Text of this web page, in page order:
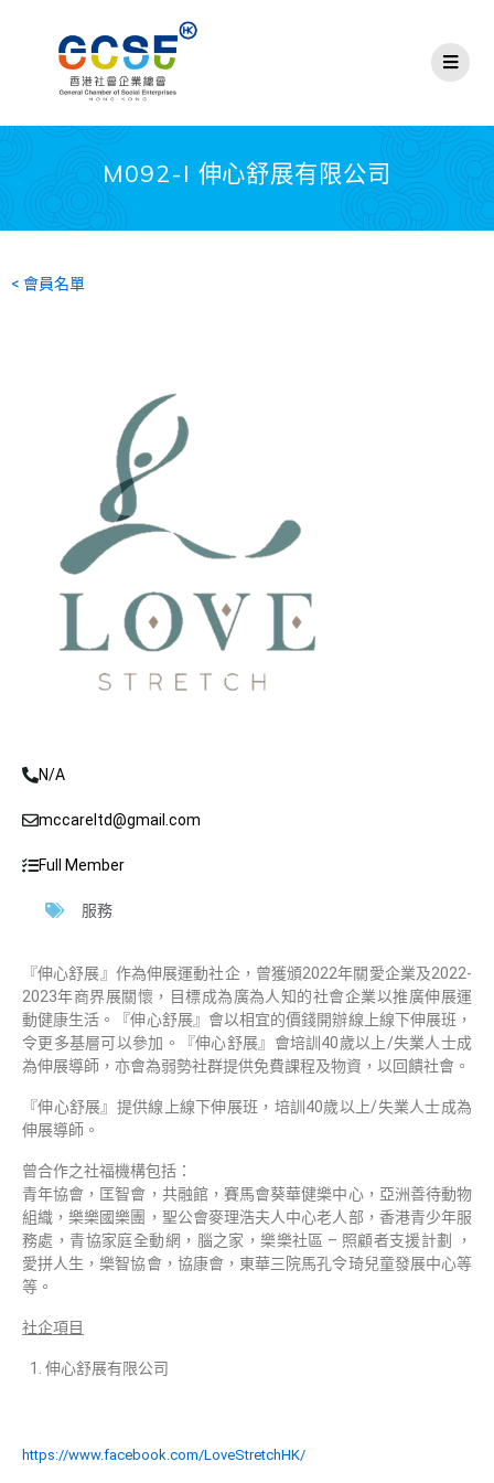
M092-I 伸心舒展有限公司
< 會員名單
N/A
mccareltd@gmail.com
Full Member
服務
『伸心舒展』作為伸展運動社企，曾獲頒2022年關愛企業及2022-
2023年商界展關懷，目標成為廣為人知的社會企業以推廣伸展運
動健康生活。『伸心舒展』會以相宜的價錢開辦線上線下伸展班，
令更多基層可以參加。『伸心舒展』會培訓40歲以上/失業人士成
為伸展導師，亦會為弱勢社群提供免費課程及物資，以回饋社會。
『伸心舒展』提供線上線下伸展班，培訓40歲以上/失業人士成為
伸展導師。
曾合作之社福機構包括：
青年協會，匡智會，共融館，賽馬會葵華健樂中心，亞洲善待動物
組織，樂樂國樂團，聖公會麥理浩夫人中心老人部，香港青少年服
務處，青協家庭全動網，腦之家，樂樂社區 – 照顧者支援計劃 ，
愛拼人生，樂智協會，協康會，東華三院馬孔令琦兒童發展中心等
等。
社企項目
伸心舒展有限公司
https://www.facebook.com/LoveStretchHK/